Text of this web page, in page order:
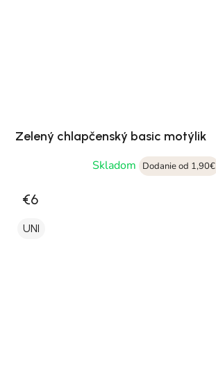
Zelený chlapčenský basic motýlik
Skladom
Dodanie od 1,90€
€6
UNI